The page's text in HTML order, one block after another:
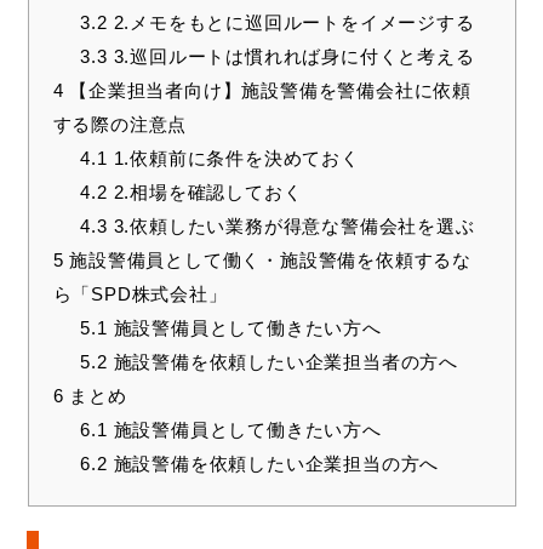
3.2 2.メモをもとに巡回ルートをイメージする
3.3 3.巡回ルートは慣れれば身に付くと考える
4 【企業担当者向け】施設警備を警備会社に依頼
する際の注意点
4.1 1.依頼前に条件を決めておく
4.2 2.相場を確認しておく
4.3 3.依頼したい業務が得意な警備会社を選ぶ
5 施設警備員として働く・施設警備を依頼するな
ら「SPD株式会社」
5.1 施設警備員として働きたい方へ
5.2 施設警備を依頼したい企業担当者の方へ
6 まとめ
6.1 施設警備員として働きたい方へ
6.2 施設警備を依頼したい企業担当の方へ